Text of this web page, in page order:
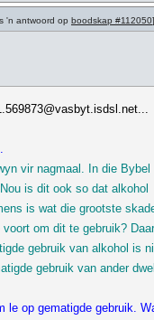
'n antwoord op boodskap #112050]
vir nagmaal. In die Bybel
is dit ook so dat alkohol
is wat die grootste
om dit te gebruik?
gebruik van alkohol is
gebruik van ander
le op gematigde gebruik.